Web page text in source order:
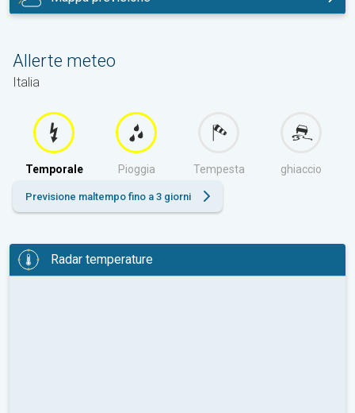
Allerte meteo
Italia
Temporale Pioggia Tempesta ghiaccio
Previsione maltempo fino a 3 giorni
Radar temperature